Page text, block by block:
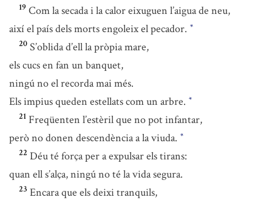
19 Com la secada i la calor eixuguen l’aigua de neu,
així el país dels morts engoleix el pecador. *
20 S’oblida d’ell la pròpia mare,
els cucs en fan un banquet,
ningú no el recorda mai més.
Els impius queden estellats com un arbre. *
21 Freqüenten l’estèril que no pot infantar,
però no donen descendència a la viuda. *
22 Déu té força per a expulsar els tirans:
quan ell s’alça, ningú no té la vida segura.
23 Encara que els deixi tranquils,